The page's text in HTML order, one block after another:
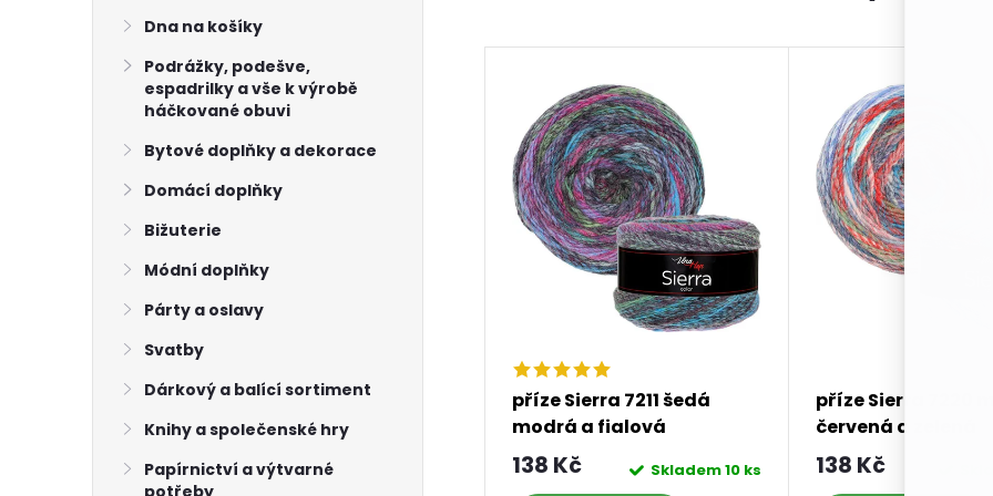
Dna na košíky
Podrážky, podešve,
espadrilky a vše k výrobě
háčkované obuvi
Bytové doplňky a dekorace
Domácí doplňky
Bižuterie
Módní doplňky
Párty a oslavy
Svatby
Dárkový a balící sortiment
Knihy a společenské hry
Papírnictví a výtvarné
potřeby
7212 oranžová
10 ks
příze Sierra 7219 hnědá
žlutá a červená
138 Kč
příze Sierra 7211 šedá
modrá a fialová
138 Kč Skladem10 ks
příze Sierra 7220
červená a zelená
138 Kč